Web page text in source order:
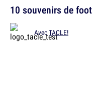
10 souvenirs de
AvecTACLE!